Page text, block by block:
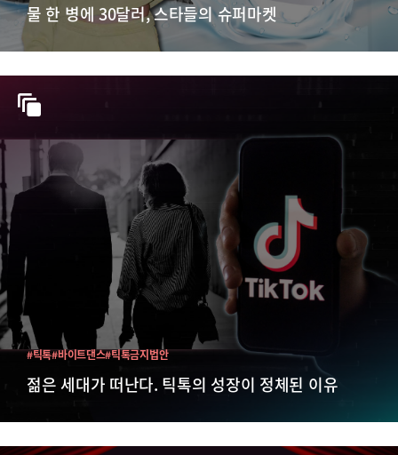
물 한 병에 30달러, 스타들의 슈퍼마켓
젊은 세대가 떠난다. 틱톡의 성장이 정체된 이유
#틱톡#바이트댄스#틱톡금지법안